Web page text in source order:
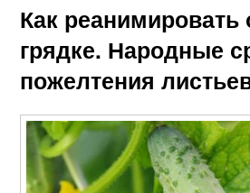
Как реанимировать
грядке. Народные
пожелтения